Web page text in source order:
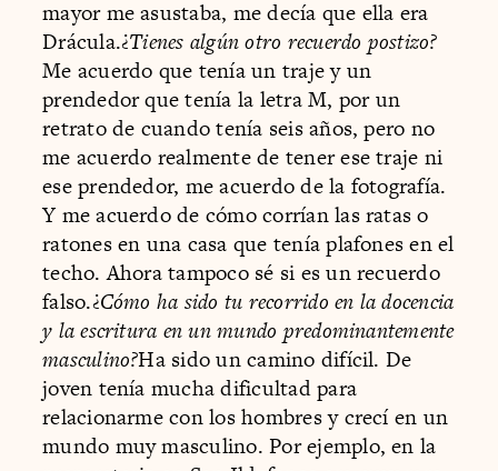
mayor me asustaba, me decía que ella era
Drácula.¿Tienes algún otro recuerdo postizo?
Me acuerdo que tenía un traje y un
prendedor que tenía la letra M, por un
retrato de cuando tenía seis años, pero no
me acuerdo realmente de tener ese traje ni
ese prendedor, me acuerdo de la fotografía.
Y me acuerdo de cómo corrían las ratas o
ratones en una casa que tenía plafones en el
techo. Ahora tampoco sé si es un recuerdo
falso.¿Cómo ha sido tu recorrido en la docencia
y la escritura en un mundo predominantemente
masculino?Ha sido un camino difícil. De
joven tenía mucha dificultad para
relacionarme con los hombres y crecí en un
mundo muy masculino. Por ejemplo, en la